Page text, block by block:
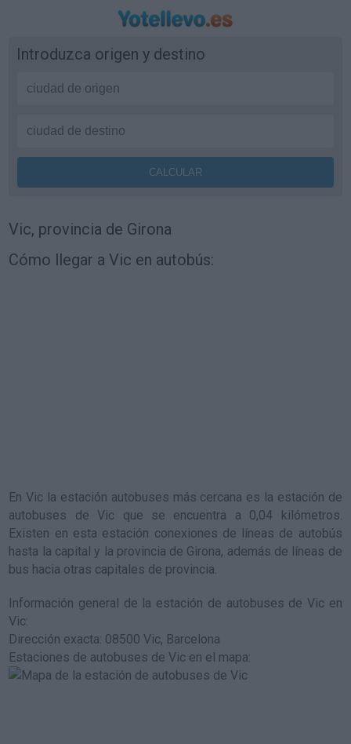
Introduzca origen y destino
Vic, provincia de Girona
Cómo llegar a Vic en autobús:
En Vic la estación autobuses más cercana es la estación de
autobuses de Vic que se encuentra a 0,04 kilómetros.
Existen en esta estación conexiones de líneas de autobús
hasta la capital y la provincia de Girona, además de líneas de
bus hacia otras capitales de provincia.
Información general de la estación de autobuses de Vic en
Vic:
Dirección exacta: 08500 Vic, Barcelona
Estaciones de autobuses de Vic en el mapa: